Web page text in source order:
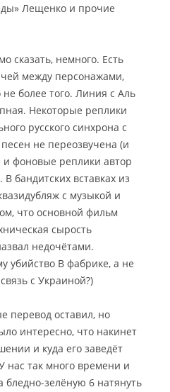
Лещенко и прочие
сказать, немного. Есть
между персонажами,
более того. Линия с Аль
Некоторые реплики
русского синхрона с
не переозвучена (и
и фоновые реплики автор
бандитских вставках из
с музыкой и
что основной фильм
сырость
недочётами.
убийство В фабрике, а не
с Украиной?)
перевод оставил, но
интересно, что накинет
и куда его заведёт
нас так много времени и
зелёную 6 натянуть